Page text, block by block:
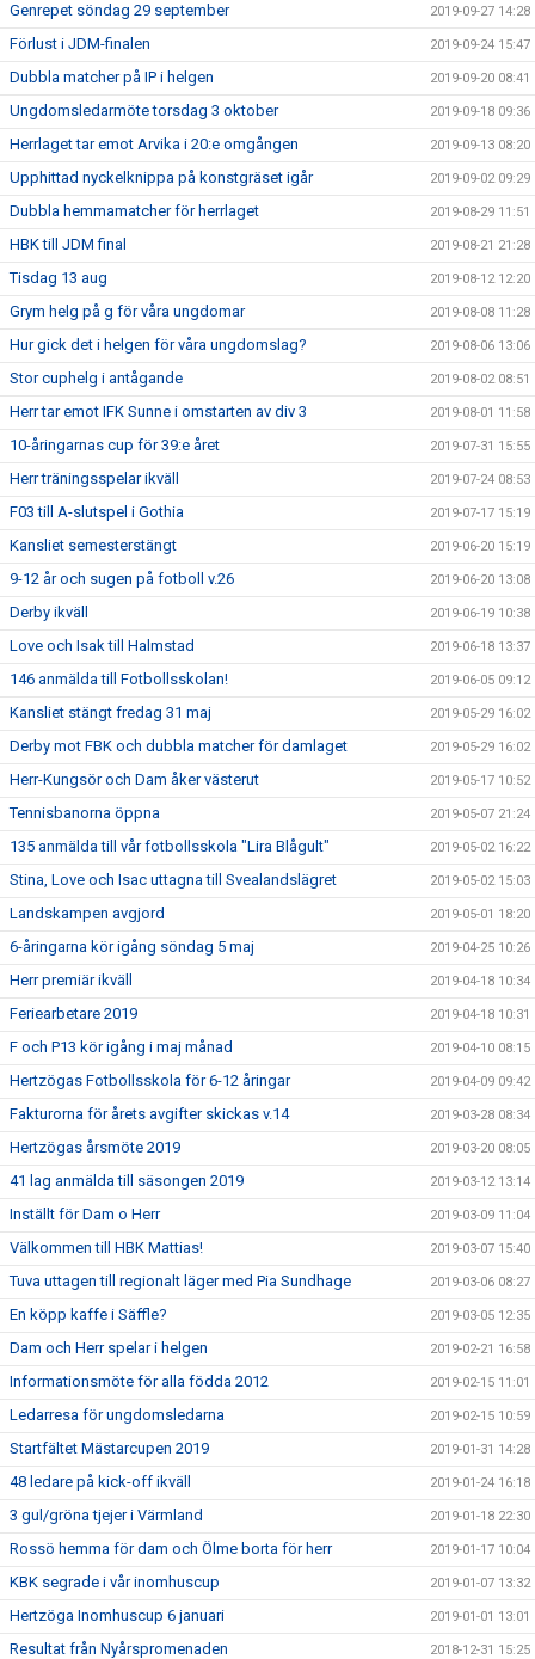
Genrepet söndag 29 september 2019-09-27 14:28
Förlust i JDM-finalen 2019-09-24 15:47
Dubbla matcher på IP i helgen 2019-09-20 08:41
Ungdomsledarmöte torsdag 3 oktober 2019-09-18 09:36
Herrlaget tar emot Arvika i 20:e omgången 2019-09-13 08:20
Upphittad nyckelknippa på konstgräset igår 2019-09-02 09:29
Dubbla hemmamatcher för herrlaget 2019-08-29 11:51
HBK till JDM final 2019-08-21 21:28
Tisdag 13 aug 2019-08-12 12:20
Grym helg på g för våra ungdomar 2019-08-08 11:28
Hur gick det i helgen för våra ungdomslag? 2019-08-06 13:06
Stor cuphelg i antågande 2019-08-02 08:51
Herr tar emot IFK Sunne i omstarten av div 3 2019-08-01 11:58
10-åringarnas cup för 39:e året 2019-07-31 15:55
Herr träningsspelar ikväll 2019-07-24 08:53
F03 till A-slutspel i Gothia 2019-07-17 15:19
Kansliet semesterstängt 2019-06-20 15:19
9-12 år och sugen på fotboll v.26 2019-06-20 13:08
Derby ikväll 2019-06-19 10:38
Love och Isak till Halmstad 2019-06-18 13:37
146 anmälda till Fotbollsskolan! 2019-06-05 09:12
Kansliet stängt fredag 31 maj 2019-05-29 16:02
Derby mot FBK och dubbla matcher för damlaget 2019-05-29 16:02
Herr-Kungsör och Dam åker västerut 2019-05-17 10:52
Tennisbanorna öppna 2019-05-07 21:24
135 anmälda till vår fotbollsskola "Lira Blågult" 2019-05-02 16:22
Stina, Love och Isac uttagna till Svealandslägret 2019-05-02 15:03
Landskampen avgjord 2019-05-01 18:20
6-åringarna kör igång söndag 5 maj 2019-04-25 10:26
Herr premiär ikväll 2019-04-18 10:34
Feriearbetare 2019 2019-04-18 10:31
F och P13 kör igång i maj månad 2019-04-10 08:15
Hertzögas Fotbollsskola för 6-12 åringar 2019-04-09 09:42
Fakturorna för årets avgifter skickas v.14 2019-03-28 08:34
Hertzögas årsmöte 2019 2019-03-20 08:05
41 lag anmälda till säsongen 2019 2019-03-12 13:14
Inställt för Dam o Herr 2019-03-09 11:04
Välkommen till HBK Mattias! 2019-03-07 15:40
Tuva uttagen till regionalt läger med Pia Sundhage 2019-03-06 08:27
En köpp kaffe i Säffle? 2019-03-05 12:35
Dam och Herr spelar i helgen 2019-02-21 16:58
Informationsmöte för alla födda 2012 2019-02-15 11:01
Ledarresa för ungdomsledarna 2019-02-15 10:59
Startfältet Mästarcupen 2019 2019-01-31 14:28
48 ledare på kick-off ikväll 2019-01-24 16:18
3 gul/gröna tjejer i Värmland 2019-01-18 22:30
Rossö hemma för dam och Ölme borta för herr 2019-01-17 10:04
KBK segrade i vår inomhuscup 2019-01-07 13:32
Hertzöga Inomhuscup 6 januari 2019-01-01 13:01
Resultat från Nyårspromenaden 2018-12-31 15:25